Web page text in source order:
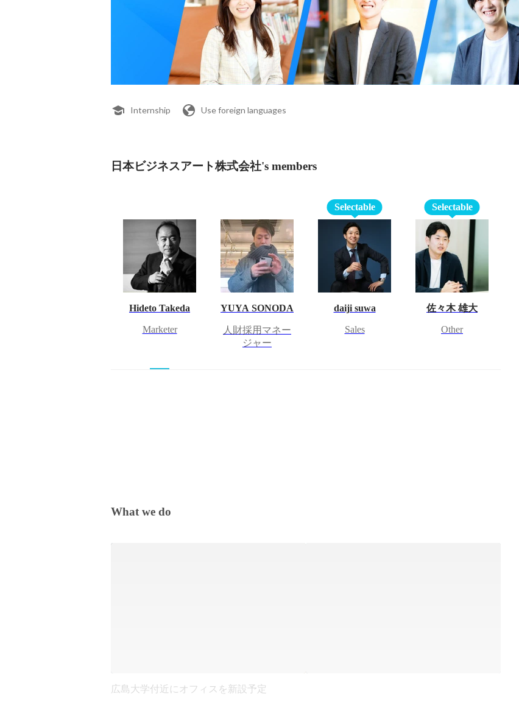
Internship Use foreign languages
日本ビジネスアート株式会社's members
Hideto Takeda
Marketer
YUYA SONODA
人財採用マネー
ジャー
Selectable
daiji suwa
Sales
Selectable
佐々木 雄大
Other
What we do
広島大学付近にオフィスを新設予定